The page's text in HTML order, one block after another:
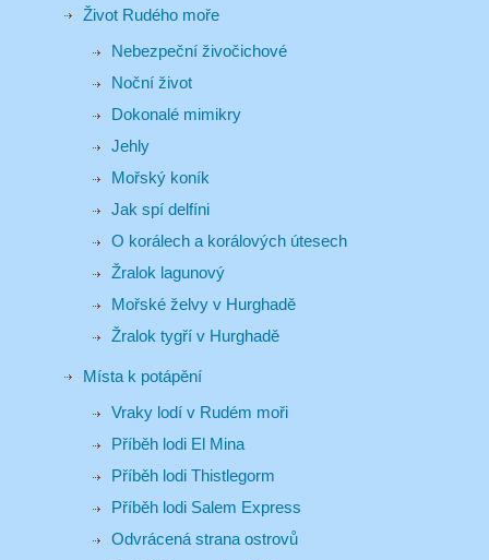
Život Rudého moře
Nebezpeční živočichové
Noční život
Dokonalé mimikry
Jehly
Mořský koník
Jak spí delfíni
O korálech a korálových útesech
Žralok lagunový
Mořské želvy v Hurghadě
Žralok tygří v Hurghadě
Místa k potápění
Vraky lodí v Rudém moři
Příběh lodi El Mina
Příběh lodi Thistlegorm
Příběh lodi Salem Express
Odvrácená strana ostrovů